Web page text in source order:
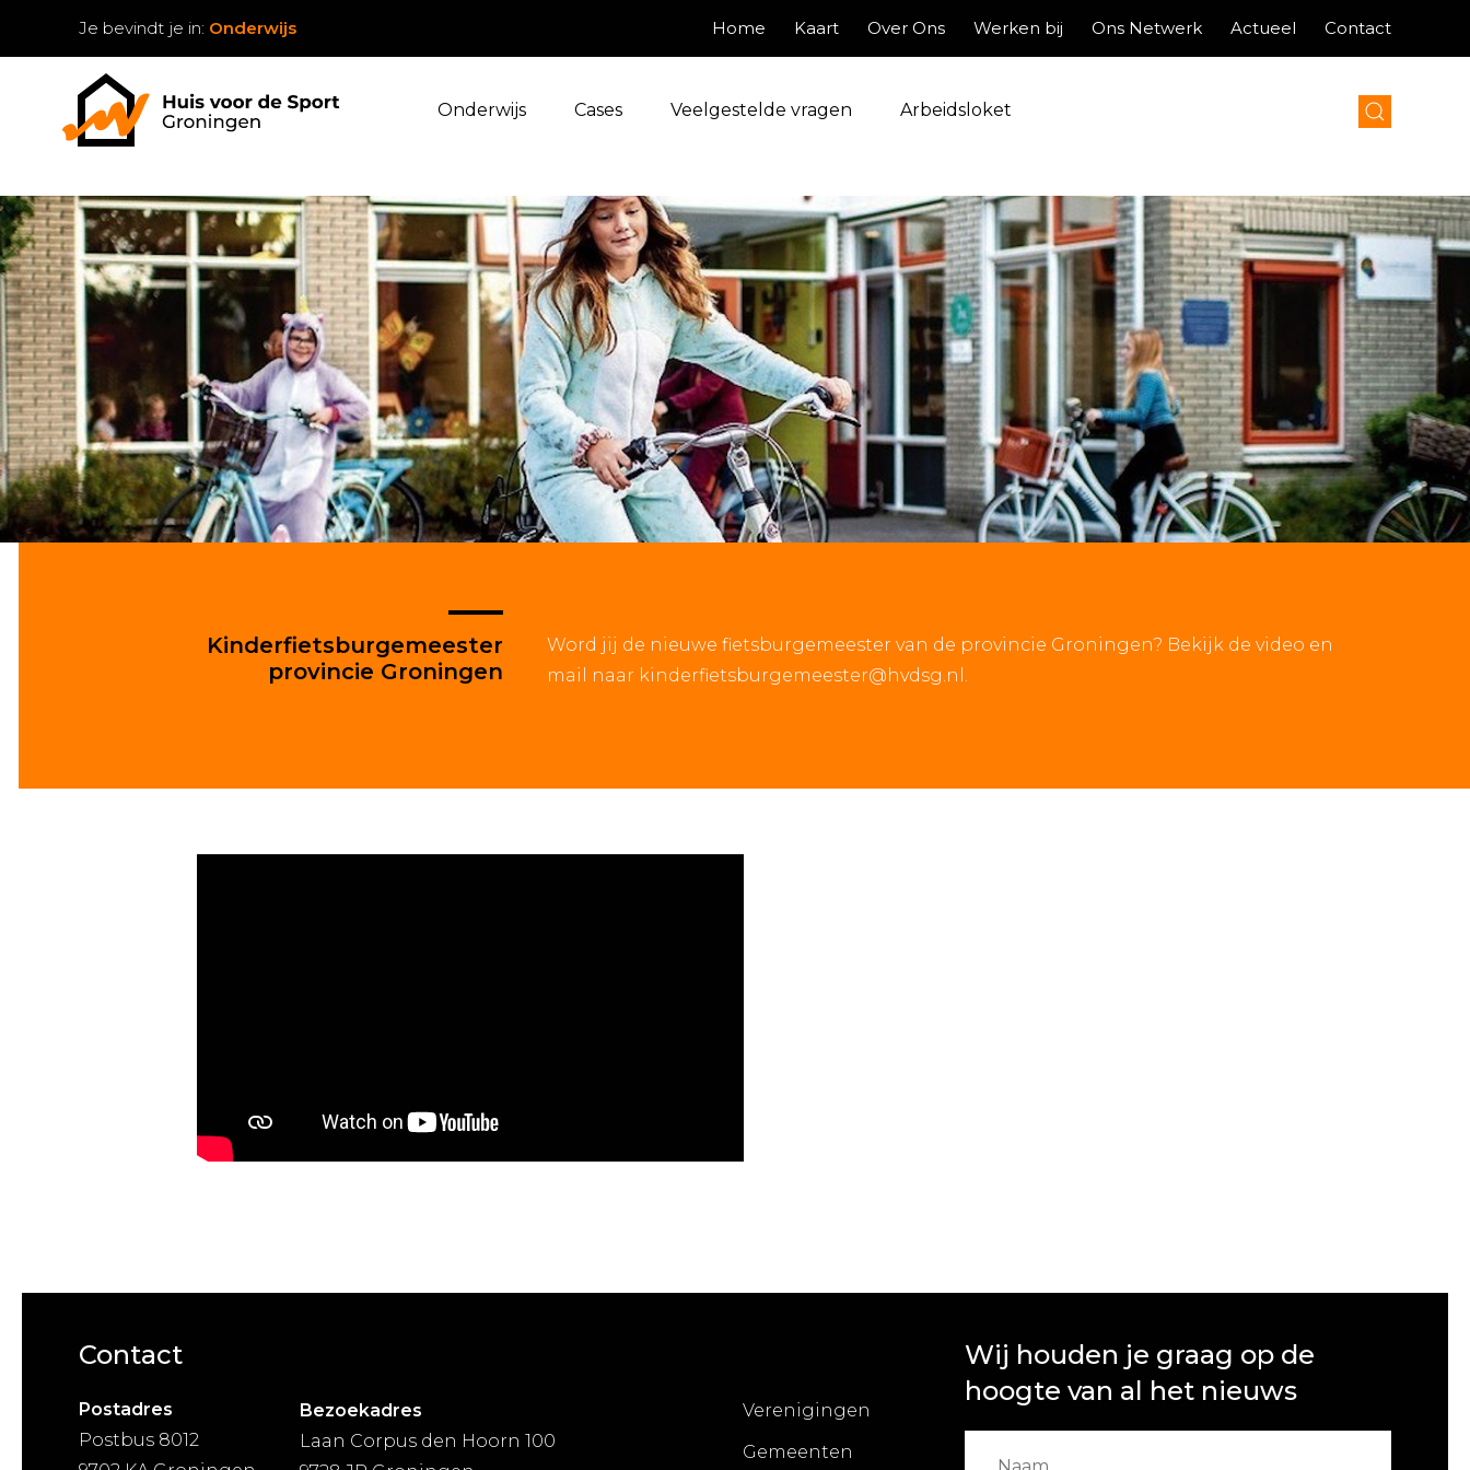
Je bevindt je in: Onderwijs Home Kaart Over Ons Werken bij Ons Netwerk Actueel Contact
Onderwijs Cases Veelgestelde vragen Arbeidsloket
Kinderfietsburgemeester
provincie Groningen
Word jij de nieuwe fietsburgemeester van de provincie Groningen? Bekijk de video en
mail naar kinderfietsburgemeester@hvdsg.nl .
Contact
Postadres
Postbus 8012
Bezoekadres
Laan Corpus den Hoorn 100
Verenigingen
Gemeenten
Wij houden je graag op de
hoogte van al het nieuws